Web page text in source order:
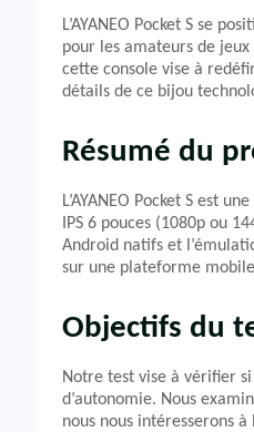
L’AYANEO Pocket S se
pour les amateurs de
cette console vise à
détails de ce bijou
Résumé du
L’AYANEO Pocket S est
IPS 6 pouces (1080p ou
Android natifs et
sur une plateforme
Objectifs du
Notre test vise à vérifier si
d’autonomie. Nous
nous nous intéresserons